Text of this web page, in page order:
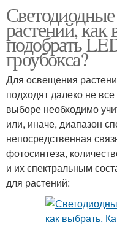
растений, как
подобрать
гроубокса?
Для освещения
подходят далеко не
выборе необходимо
или, иначе, диапазон
непосредственная
фотосинтеза,
и их спектральным
для растений: